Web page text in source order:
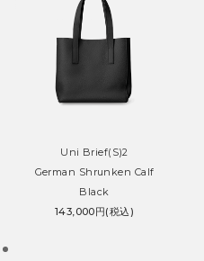
Uni Brief(S)2
German Shrunken Calf
Black
143,000円(税込)